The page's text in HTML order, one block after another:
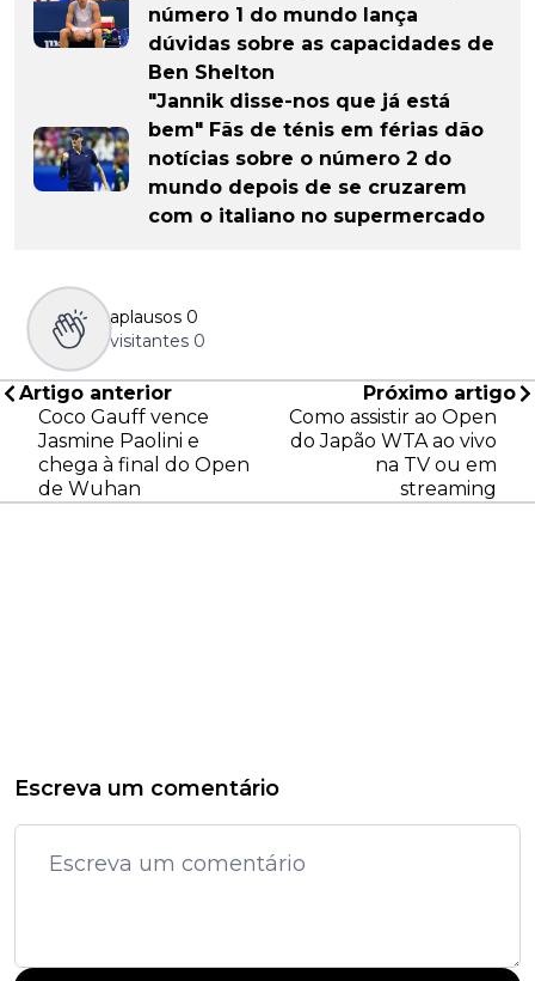
número 1 do mundo lança
dúvidas sobre as capacidades de
Ben Shelton
"Jannik disse-nos que já está
bem" Fãs de ténis em férias dão
notícias sobre o número 2 do
mundo depois de se cruzarem
com o italiano no supermercado
aplausos 0
visitantes 0
Artigo anterior
Coco Gauff vence
Jasmine Paolini e
chega à final do Open
de Wuhan
Próximo artigo
Como assistir ao Open
do Japão WTA ao vivo
na TV ou em
streaming
Escreva um comentário